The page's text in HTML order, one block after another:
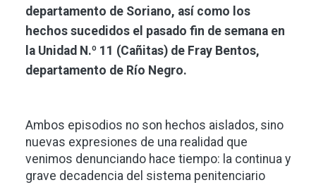
departamento de Soriano, así como los
hechos sucedidos el pasado fin de semana en
la Unidad N.º 11 (Cañitas) de Fray Bentos,
departamento de Río Negro.
Ambos episodios no son hechos aislados, sino
nuevas expresiones de una realidad que
venimos denunciando hace tiempo: la continua y
grave decadencia del sistema penitenciario